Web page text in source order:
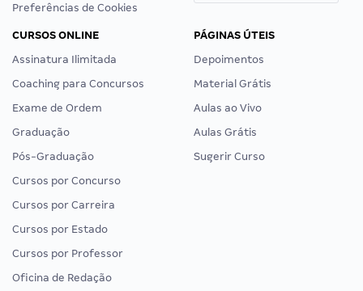
Preferências de Cookies
CURSOS ONLINE
Assinatura Ilimitada
Coaching para Concursos
Exame de Ordem
Graduação
Pós-Graduação
Cursos por Concurso
Cursos por Carreira
Cursos por Estado
Cursos por Professor
Oficina de Redação
PÁGINAS ÚTEIS
Depoimentos
Material Grátis
Aulas ao Vivo
Aulas Grátis
Sugerir Curso